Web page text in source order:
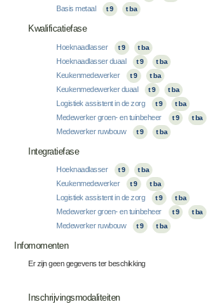
Basis metaal t 9 t ba
Kwalificatiefase
Hoeknaadlasser t 9 t ba
Hoeknaadlasser duaal t 9 t ba
Keukenmedewerker t 9 t ba
Keukenmedewerker duaal t 9 t ba
Logistiek assistent in de zorg t 9 t ba
Medewerker groen- en tuinbeheer t 9 t ba
Medewerker ruwbouw t 9 t ba
Integratiefase
Hoeknaadlasser t 9 t ba
Keukenmedewerker t 9 t ba
Logistiek assistent in de zorg t 9 t ba
Medewerker groen- en tuinbeheer t 9 t ba
Medewerker ruwbouw t 9 t ba
Infomomenten
Er zijn geen gegevens ter beschikking
Inschrijvingsmodaliteiten